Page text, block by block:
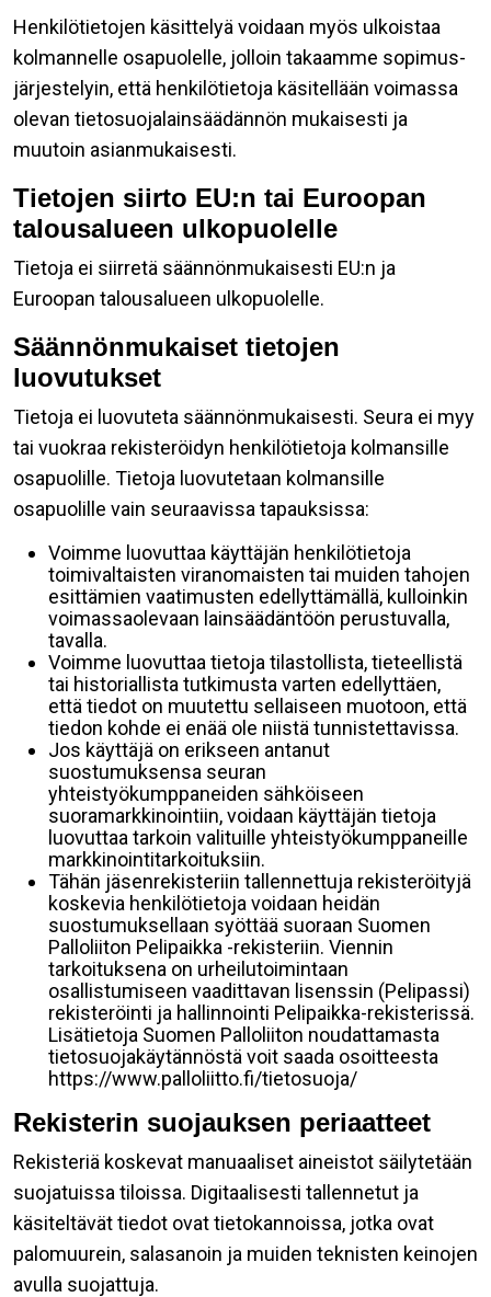
Henkilötietojen käsittelyä voidaan myös ulkoistaa
kolmannelle osapuolelle, jolloin takaamme sopimus-
järjestelyin, että henkilötietoja käsitellään voimassa
olevan tietosuojalainsäädännön mukaisesti ja
muutoin asianmukaisesti.
Tietojen siirto EU:n tai Euroopan
talousalueen ulkopuolelle
Tietoja ei siirretä säännönmukaisesti EU:n ja
Euroopan talousalueen ulkopuolelle.
Säännönmukaiset tietojen
luovutukset
Tietoja ei luovuteta säännönmukaisesti. Seura ei myy
tai vuokraa rekisteröidyn henkilötietoja kolmansille
osapuolille. Tietoja luovutetaan kolmansille
osapuolille vain seuraavissa tapauksissa:
Voimme luovuttaa käyttäjän henkilötietoja
toimivaltaisten viranomaisten tai muiden tahojen
esittämien vaatimusten edellyttämällä, kulloinkin
voimassaolevaan lainsäädäntöön perustuvalla,
tavalla.
Voimme luovuttaa tietoja tilastollista, tieteellistä
tai historiallista tutkimusta varten edellyttäen,
että tiedot on muutettu sellaiseen muotoon, että
tiedon kohde ei enää ole niistä tunnistettavissa.
Jos käyttäjä on erikseen antanut
suostumuksensa seuran
yhteistyökumppaneiden sähköiseen
suoramarkkinointiin, voidaan käyttäjän tietoja
luovuttaa tarkoin valituille yhteistyökumppaneille
markkinointitarkoituksiin.
Tähän jäsenrekisteriin tallennettuja rekisteröityjä
koskevia henkilötietoja voidaan heidän
suostumuksellaan syöttää suoraan Suomen
Palloliiton Pelipaikka -rekisteriin. Viennin
tarkoituksena on urheilutoimintaan
osallistumiseen vaadittavan lisenssin (Pelipassi)
rekisteröinti ja hallinnointi Pelipaikka-rekisterissä.
Lisätietoja Suomen Palloliiton noudattamasta
tietosuojakäytännöstä voit saada osoitteesta
https://www.palloliitto.fi/tietosuoja/
Rekisterin suojauksen periaatteet
Rekisteriä koskevat manuaaliset aineistot säilytetään
suojatuissa tiloissa. Digitaalisesti tallennetut ja
käsiteltävät tiedot ovat tietokannoissa, jotka ovat
palomuurein, salasanoin ja muiden teknisten keinojen
avulla suojattuja.